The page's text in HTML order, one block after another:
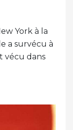
York à la
a survécu à
vécu dans